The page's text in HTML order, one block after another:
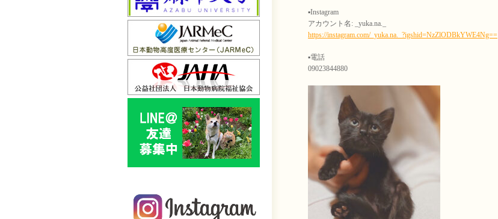
▪️Instagram
アカウント名: _yuka.na._
https://instagram.com/_yuka.na._?igshid=NzZlODBkYWE4Ng==
▪️電話
09023844880